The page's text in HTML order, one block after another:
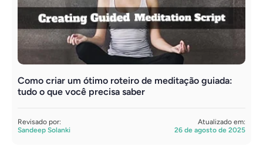
Como criar um ótimo roteiro de meditação guiada:
tudo o que você precisa saber
Revisado por:
Sandeep Solanki
Atualizado em:
26 de agosto de 2025